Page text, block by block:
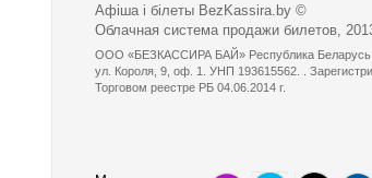
Афіша і білеты BezKassira.by ©
Облачная система продажи билетов,
ООО «БЕЗКАССИРА БАЙ» Республика Беларусь
ул. Короля, 9, оф. 1. УНП 193615562. .
Торговом реестре РБ 04.06.2014 г.